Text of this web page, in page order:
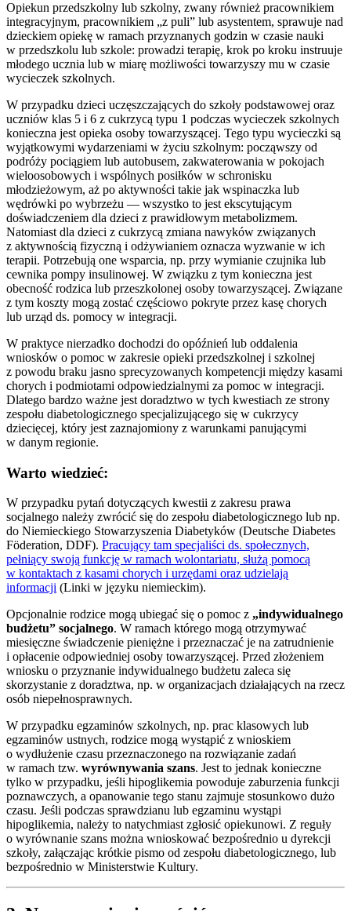
Opiekun przedszkolny lub szkolny, zwany również pracownikiem
integracyjnym, pracownikiem „z puli” lub asystentem, sprawuje nad
dzieckiem opiekę w ramach przyznanych godzin w czasie nauki
w przedszkolu lub szkole: prowadzi terapię, krok po kroku instruuje
młodego ucznia lub w miarę możliwości towarzyszy mu w czasie
wycieczek szkolnych.
W przypadku dzieci uczęszczających do szkoły podstawowej oraz
uczniów klas 5 i 6 z cukrzycą typu 1 podczas wycieczek szkolnych
konieczna jest opieka osoby towarzyszącej. Tego typu wycieczki są
wyjątkowymi wydarzeniami w życiu szkolnym: począwszy od
podróży pociągiem lub autobusem, zakwaterowania w pokojach
wieloosobowych i wspólnych posiłków w schronisku
młodzieżowym, aż po aktywności takie jak wspinaczka lub
wędrówki po wybrzeżu — wszystko to jest ekscytującym
doświadczeniem dla dzieci z prawidłowym metabolizmem.
Natomiast dla dzieci z cukrzycą zmiana nawyków związanych
z aktywnością fizyczną i odżywianiem oznacza wyzwanie w ich
terapii. Potrzebują one wsparcia, np. przy wymianie czujnika lub
cewnika pompy insulinowej. W związku z tym konieczna jest
obecność rodzica lub przeszkolonej osoby towarzyszącej. Związane
z tym koszty mogą zostać częściowo pokryte przez kasę chorych
lub urząd ds. pomocy w integracji.
W praktyce nierzadko dochodzi do opóźnień lub oddalenia
wniosków o pomoc w zakresie opieki przedszkolnej i szkolnej
z powodu braku jasno sprecyzowanych kompetencji między kasami
chorych i podmiotami odpowiedzialnymi za pomoc w integracji.
Dlatego bardzo ważne jest doradztwo w tych kwestiach ze strony
zespołu diabetologicznego specjalizującego się w cukrzycy
dziecięcej, który jest zaznajomiony z warunkami panującymi
w danym regionie.
Warto wiedzieć:
W przypadku pytań dotyczących kwestii z zakresu prawa
socjalnego należy zwrócić się do zespołu diabetologicznego lub np.
do Niemieckiego Stowarzyszenia Diabetyków (Deutsche Diabetes
Föderation, DDF). Pracujący tam specjaliści ds. społecznych,
pełniący swoją funkcję w ramach wolontariatu, służą pomocą
w kontaktach z kasami chorych i urzędami oraz udzielają
informacji (Linki w języku niemieckim).
Opcjonalnie rodzice mogą ubiegać się o pomoc z „indywidualnego
budżetu” socjalnego. W ramach którego mogą otrzymywać
miesięczne świadczenie pieniężne i przeznaczać je na zatrudnienie
i opłacenie odpowiedniej osoby towarzyszącej. Przed złożeniem
wniosku o przyznanie indywidualnego budżetu zaleca się
skorzystanie z doradztwa, np. w organizacjach działających na rzecz
osób niepełnosprawnych.
W przypadku egzaminów szkolnych, np. prac klasowych lub
egzaminów ustnych, rodzice mogą wystąpić z wnioskiem
o wydłużenie czasu przeznaczonego na rozwiązanie zadań
w ramach tzw. wyrównywania szans. Jest to jednak konieczne
tylko w przypadku, jeśli hipoglikemia powoduje zaburzenia funkcji
poznawczych, a opanowanie tego stanu zajmuje stosunkowo dużo
czasu. Jeśli podczas sprawdzianu lub egzaminu wystąpi
hipoglikemia, należy to natychmiast zgłosić opiekunowi. Z reguły
o wyrównanie szans można wnioskować bezpośrednio u dyrekcji
szkoły, załączając krótkie pismo od zespołu diabetologicznego, lub
bezpośrednio w Ministerstwie Kultury.